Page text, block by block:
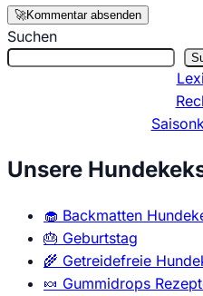
🚀Kommentar absenden
Suchen
Unsere
🧁 Backmatten
🎂 Geburtstag
🌾 Getreidefreie
🍬 Gummidrops